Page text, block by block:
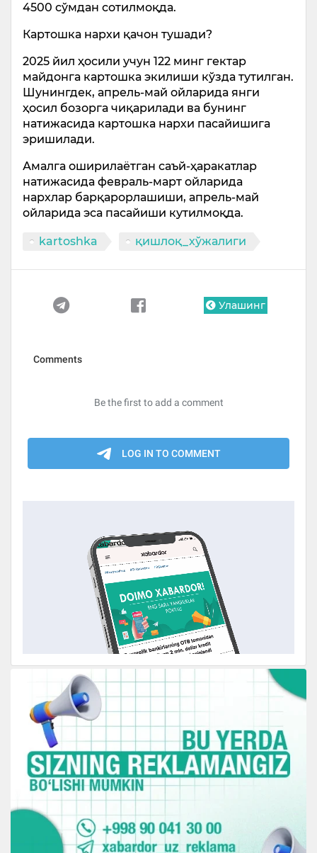
4500 сўмдан сотилмоқда.
Картошка нархи қачон тушади?
2025 йил ҳосили учун 122 минг гектар
майдонга картошка экилиши кўзда тутилган.
Шунингдек, апрель-май ойларида янги
ҳосил бозорга чиқарилади ва бунинг
натижасида картошка нархи пасайишига
эришилади.
Амалга оширилаётган саъй-ҳаракатлар
натижасида февраль-март ойларида
нархлар барқарорлашиши, апрель-май
ойларида эса пасайиши кутилмоқда.
kartoshka қишлоқ_хўжалиги
Улашинг